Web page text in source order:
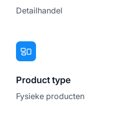
Detailhandel
Product type
Fysieke producten